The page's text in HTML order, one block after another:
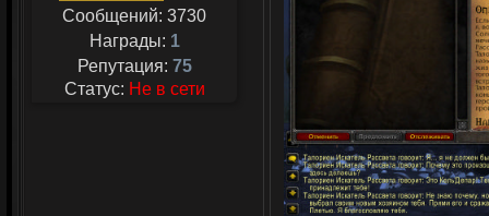
Сообщений: 3730
Награды: 1
Репутация: 75
Статус: Не в сети